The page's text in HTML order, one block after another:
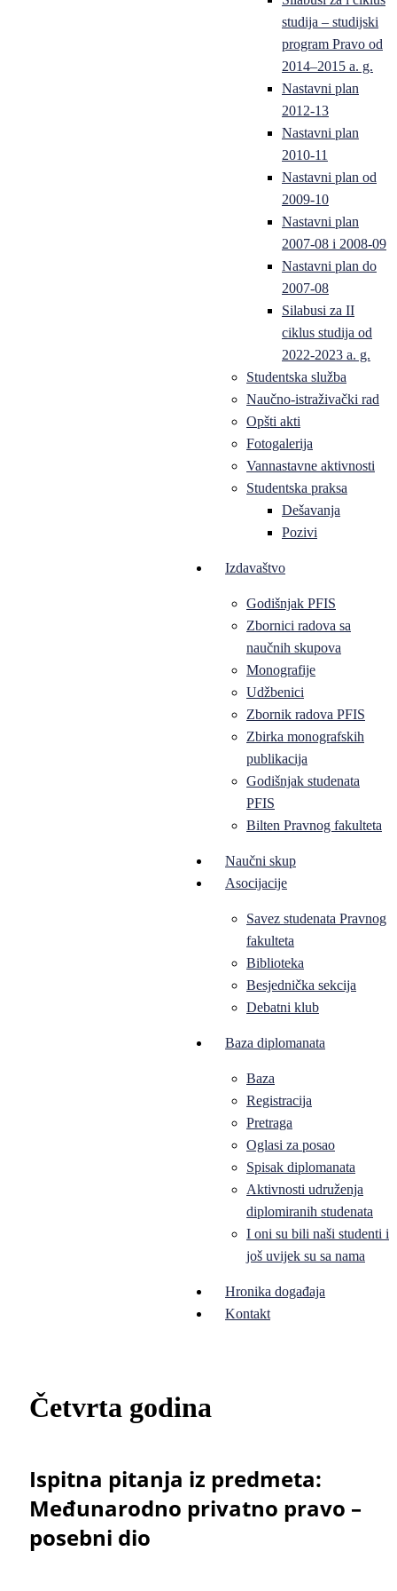
studija – studijski
program Pravo od
2014–2015 a. g.
Nastavni plan
2012-13
Nastavni plan
2010-11
Nastavni plan od
2009-10
Nastavni plan
2007-08 i 2008-09
Nastavni plan do
2007-08
Silabusi za II
ciklus studija od
2022-2023 a. g.
Studentska služba
Naučno-istraživački rad
Opšti akti
Fotogalerija
Vannastavne aktivnosti
Studentska praksa
Dešavanja
Pozivi
Izdavaštvo
Godišnjak PFIS
Zbornici radova sa
naučnih skupova
Monografije
Udžbenici
Zbornik radova PFIS
Zbirka monografskih
publikacija
Godišnjak studenata
PFIS
Bilten Pravnog fakulteta
Naučni skup
Asocijacije
Savez studenata Pravnog
fakulteta
Biblioteka
Besjednička sekcija
Debatni klub
Baza diplomanata
Baza
Registracija
Pretraga
Oglasi za posao
Spisak diplomanata
Aktivnosti udruženja
diplomiranih studenata
I oni su bili naši studenti i
još uvijek su sa nama
Hronika događaja
Kontakt
Četvrta godina
Ispitna pitanja iz predmeta:
Međunarodno privatno pravo –
posebni dio